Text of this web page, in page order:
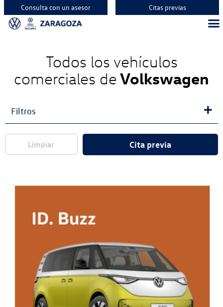
Consulta con un asesor Citas previas
Todos los vehículos
comerciales deVolkswagen
Filtros
Limpiar Cita previa